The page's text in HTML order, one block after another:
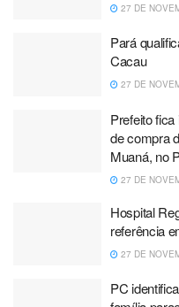
27 DE
Pará
Cacau
27 DE
Prefeito
de compra
Muaná, no
27 DE
Hospital
referência
27 DE
PC